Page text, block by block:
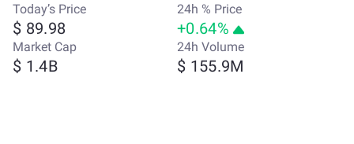
Today’s Price
$ 89.98
24h % Price
+0.64%
Market Cap
$ 1.4B
24h Volume
$ 155.9M